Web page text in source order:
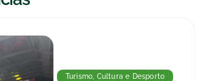
Turismo, Cultura e Desporto